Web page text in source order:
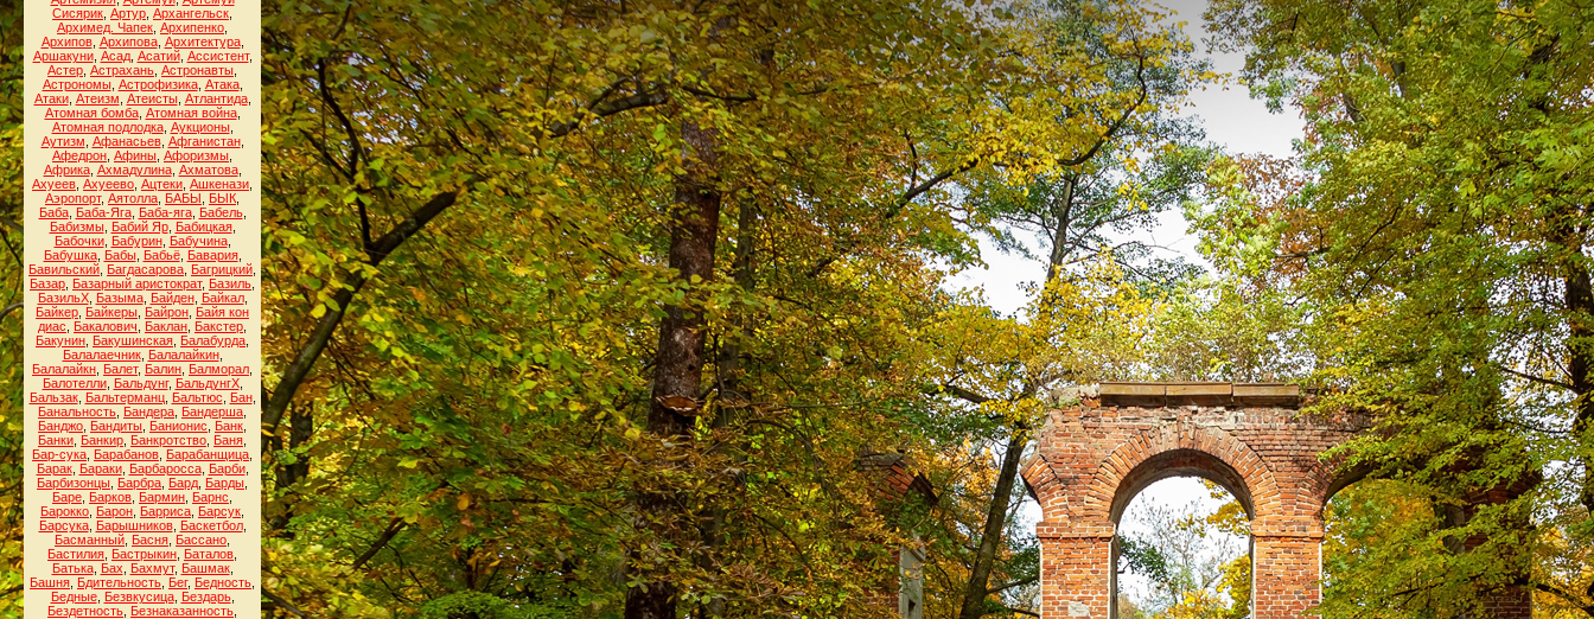
Сисярик Артур Архангельск
Архимед. Чапек Архипенко
Архипов, Архипова, Архитектура,
Аршакуни, Асад, Асатий, Ассистент,
Астер Астрахань Астронавты
Астрономы, Астрофизика, Атака,
Атаки, Атеизм Атеисты, Атлантида,
Атомная бомба, Атомная война,
Атомная подлодка, Аукционы,
Аутизм Афанасьев, Афганистан,
Афедрон Афины Афоризмы
Африка, Ахмадулина, Ахматова,
Ахуеев Ахуеево Ацтеки Ашкенази
Аэропорт, Аятолла БАБЫ БЫК
Баба, Баба-Яга, Баба-яга, Бабель,
Бабизмы, Бабий Яр, Бабицкая,
Бабочки, Бабурин, Бабучина,
Бабушка, Бабы, Бабьё, Бавария,
Бавильский Багдасарова Багрицкий
Базар Базарный аристократ, Базиль
БазильХ, Базыма, Байден, Байкал,
Байкер Байкеры Байрон Байя кон
диас
Бакалович Баклан Бакстер
Бакунин Бакушинская Балабурда
Балалаечник, Балалайкин,
Балалайкн Балет, Балин Балморал
Балотелли, Бальдунг, БальдунгХ,
Бальзак, Бальтерманц, Бальтюс Бан,
Банальность Бандера Бандерша
Банджо Бандиты Банионис Банк
Банки Банкир Банкротство Баня
Бар-сука Барабанов Барабанщица
Барак, Бараки, Барбаросса, Барби,
Барбизонцы Барбра Бард Барды
Баре Барков Бармин Барнс
Барокко Барон Барриса Барсук
Барсука, Барышников, Баскетбол,
Басманный Басня Бассано
Бастилия Бастрыкин Баталов
Батька, Бах Бахмут, Башмак,
Башня Бдительность Бег, Бедность
Бедные, Безвкусица, Бездарь,
Бездетность Безнаказанность